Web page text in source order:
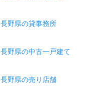
長野県の貸事務所
長野県の中古一戸建て
長野県の売り店舗